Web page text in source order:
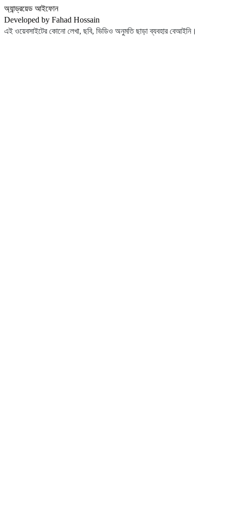
অ্যান্ড্রয়েড আইফোন
Developed by Fahad Hossain
এই ওয়েবসাইটের কোনো লেখা, ছবি, ভিডিও অনুমতি ছাড়া ব্যবহার বেআইনি।